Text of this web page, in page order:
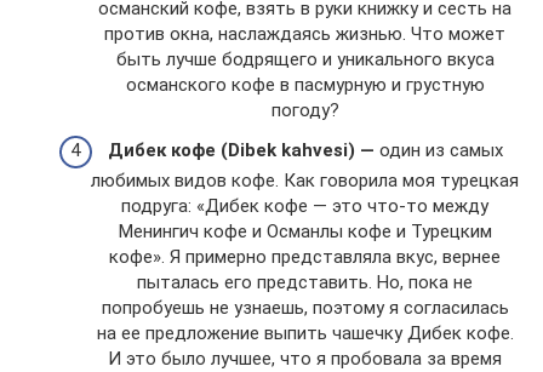
османский кофе, взять в руки книжку и сесть на
против окна, наслаждаясь жизнью. Что может
быть лучше бодрящего и уникального вкуса
османского кофе в пасмурную и грустную
погоду?
Дибек кофе (Dibek kahvesi) — один из самых
любимых видов кофе. Как говорила моя турецкая
подруга: «Дибек кофе — это что-то между
Менингич кофе и Османлы кофе и Турецким
кофе». Я примерно представляла вкус, вернее
пыталась его представить. Но, пока не
попробуешь не узнаешь, поэтому я согласилась
на ее предложение выпить чашечку Дибек кофе.
И это было лучшее, что я пробовала за время